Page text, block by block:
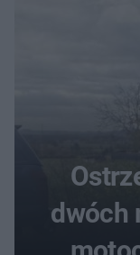
dwóch